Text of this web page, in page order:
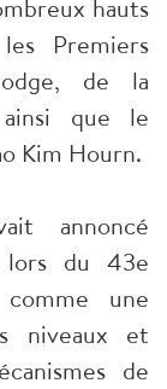
hauts
Premiers
de la
que le
Kim Hourn.
annoncé
du 43e
une
niveaux et
de